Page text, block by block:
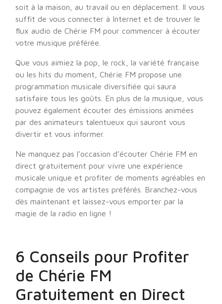
soit à la maison, au travail ou en déplacement. Il vous
suffit de vous connecter à Internet et de trouver le
flux audio de Chérie FM pour commencer à écouter
votre musique préférée.
Que vous aimiez la pop, le rock, la variété française
ou les hits du moment, Chérie FM propose une
programmation musicale diversifiée qui saura
satisfaire tous les goûts. En plus de la musique, vous
pouvez également écouter des émissions animées
par des animateurs talentueux qui sauront vous
divertir et vous informer.
Ne manquez pas l’occasion d’écouter Chérie FM en
direct gratuitement pour vivre une expérience
musicale unique et profiter de moments agréables en
compagnie de vos artistes préférés. Branchez-vous
dès maintenant et laissez-vous emporter par la
magie de la radio en ligne !
6 Conseils pour Profiter
de Chérie FM
Gratuitement en Direct